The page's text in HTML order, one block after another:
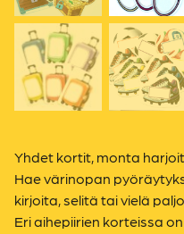
Yhdet kortit, monta
Hae värinopan
kirjoita, selitä tai vielä
Eri aihepiirien korteissa